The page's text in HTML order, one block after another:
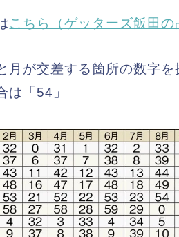
こちら（ゲッターズ飯田の
が交差する箇所の数字を
は「54」